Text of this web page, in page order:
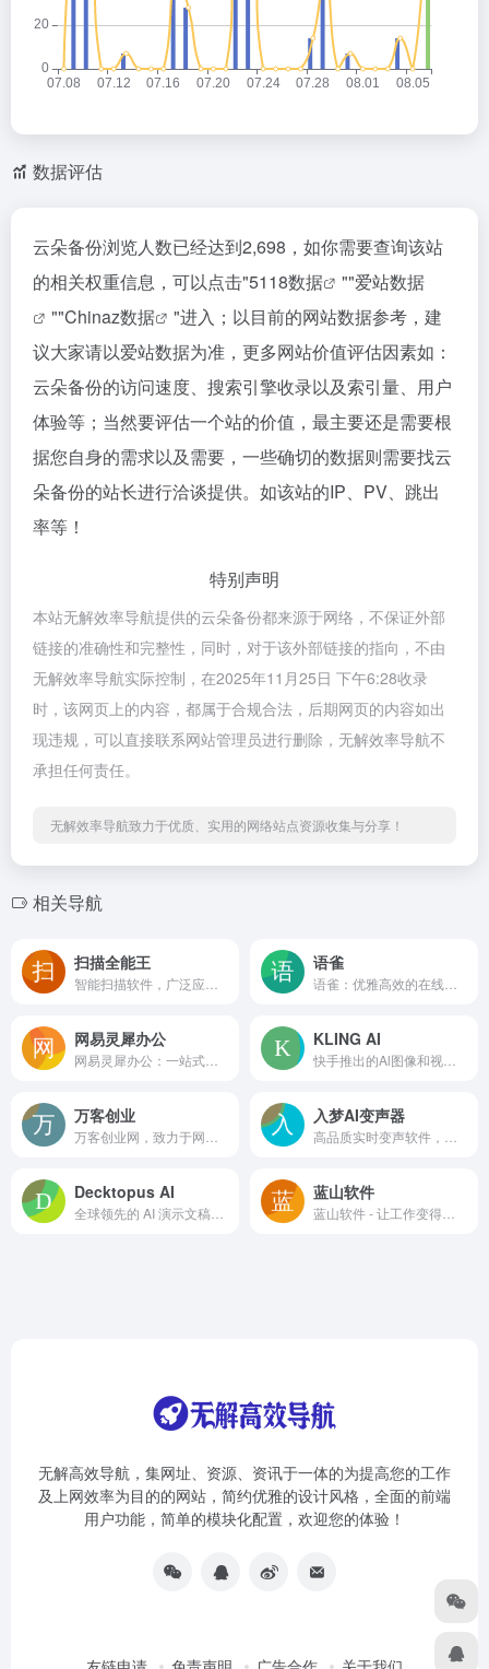
数据评估
云朵备份浏览人数已经达到2,698，如你需要查询该站
的相关权重信息，可以点击"5118数据 ""爱站数据
""Chinaz数据
"进入；以目前的网站数据参考，建
议大家请以爱站数据为准，更多网站价值评估因素如：
云朵备份的访问速度、搜索引擎收录以及索引量、用户
体验等；当然要评估一个站的价值，最主要还是需要根
据您自身的需求以及需要，一些确切的数据则需要找云
朵备份的站长进行洽谈提供。如该站的IP、PV、跳出
率等！
特别声明
本站无解效率导航提供的云朵备份都来源于网络，不保证外部
链接的准确性和完整性，同时，对于该外部链接的指向，不由
无解效率导航实际控制，在2025年11月25日 下午6:28收录
时，该网页上的内容，都属于合规合法，后期网页的内容如出
现违规，可以直接联系网站管理员进行删除，无解效率导航不
承担任何责任。
无解效率导航致力于优质、实用的网络站点资源收集与分享！
相关导航
扫描全能王 语雀
网易灵犀办公 KLING AI
万客创业 入梦AI变声器
Decktopus AI 蓝山软件
无解高效导航，集网址、资源、资讯于一体的为提高您的工作
及上网效率为目的的网站，简约优雅的设计风格，全面的前端
用户功能，简单的模块化配置，欢迎您的体验！